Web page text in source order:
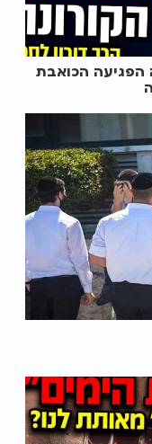
הפגיעה הכואבת